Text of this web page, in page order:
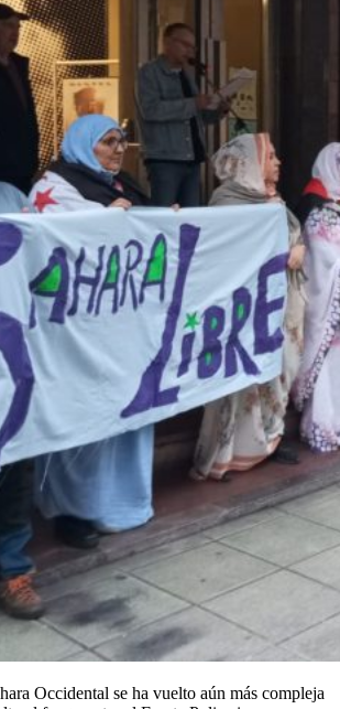
Occidental se ha vuelto aún más compleja